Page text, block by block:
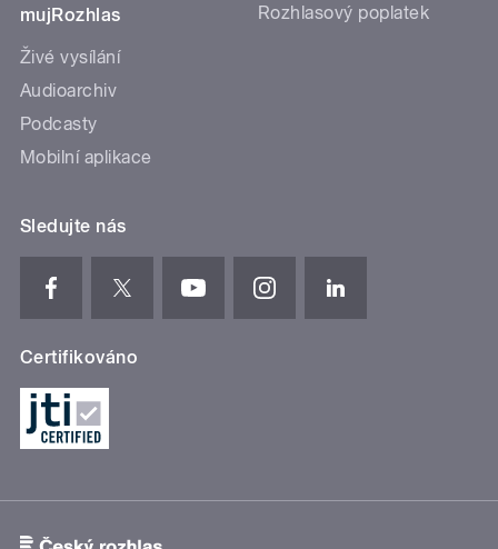
mujRozhlas
Živé vysílání
Audioarchiv
Podcasty
Mobilní aplikace
Rozhlasový poplatek
Sledujte nás
Certifikováno